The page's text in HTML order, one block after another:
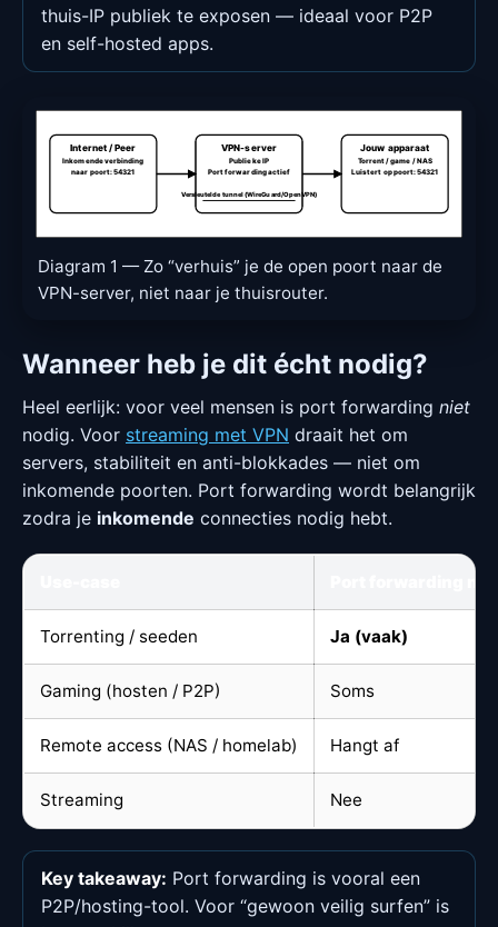
thuis-IP publiek te exposen — ideaal voor P2P
en self-hosted apps.
Internet / Peer
Inkomende verbinding
naar poort: 54321
VPN-server
Publieke IP
Port forwarding actief
Jouw apparaat
Torrent / game / NAS
Luistert op poort: 54321
Versleutelde tunnel (WireGuard/OpenVPN)
Diagram 1 — Zo “verhuis” je de open poort naar de
VPN-server, niet naar je thuisrouter.
Wanneer heb je dit écht nodig?
Heel eerlijk: voor veel mensen is port forwarding niet
nodig. Voor streaming met VPN draait het om
servers, stabiliteit en anti-blokkades — niet om
inkomende poorten. Port forwarding wordt belangrijk
zodra je inkomende connecties nodig hebt.
Torrenting / seeden Ja (vaak)
Gaming (hosten / P2P) Soms
Remote access (NAS / homelab) Hangt af
Streaming Nee
Key takeaway: Port forwarding is vooral een
P2P/hosting-tool. Voor “gewoon veilig surfen” is